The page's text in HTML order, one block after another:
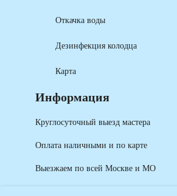
Откачка воды
Дезинфекция колодца
Карта
Информация
Круглосуточный выезд мастера
Оплата наличными и по карте
Выезжаем по всей Москве и МО